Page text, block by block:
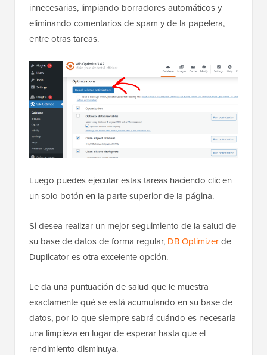
innecesarias, limpiando borradores automáticos y
eliminando comentarios de spam y de la papelera,
entre otras tareas.
Luego puedes ejecutar estas tareas haciendo clic en
un solo botón en la parte superior de la página.
Si desea realizar un mejor seguimiento de la salud de
su base de datos de forma regular, DB Optimizerde
Duplicator es otra excelente opción.
Le da una puntuación de salud que le muestra
exactamente qué se está acumulando en su base de
datos, por lo que siempre sabrá cuándo es necesaria
una limpieza en lugar de esperar hasta que el
rendimiento disminuya.